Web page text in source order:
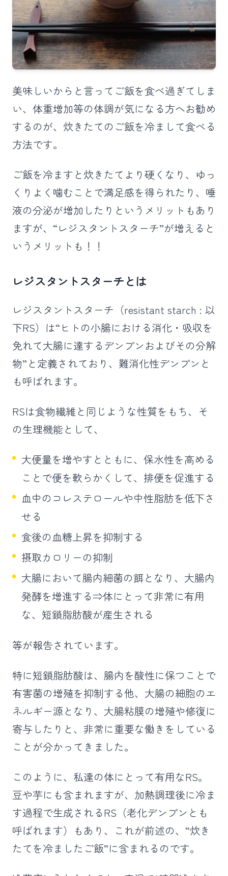
美味しいからと言ってご飯を食べ過ぎてしま
い、体重増加等の体調が気になる方へお勧め
するのが、炊きたてのご飯を冷まして食べる
方法です。
ご飯を冷ますと炊きたてより硬くなり、ゆっ
くりよく噛むことで満足感を得られたり、唾
液の分泌が増加したりというメリットもあり
ますが、“レジスタントスターチ”が増えると
いうメリットも！！
レジスタントスターチとは
レジスタントスターチ（resistant starch : 以
下RS）は“ヒトの小腸における消化・吸収を
免れて大腸に達するデンプンおよびその分解
物”と定義されており、難消化性デンプンと
も呼ばれます。
RSは食物繊維と同じような性質をもち、そ
の生理機能として、
大便量を増やすとともに、保水性を高める
ことで便を軟らかくして、排便を促進する
血中のコレステロールや中性脂肪を低下さ
せる
食後の血糖上昇を抑制する
摂取カロリーの抑制
大腸において腸内細菌の餌となり、大腸内
発酵を増進する⇒体にとって非常に有用
な、短鎖脂肪酸が産生される
等が報告されています。
特に短鎖脂肪酸は、腸内を酸性に保つことで
有害菌の増殖を抑制する他、大腸の細胞のエ
ネルギー源となり、大腸粘膜の増殖や修復に
寄与したりと、非常に重要な働きをしている
ことが分かってきました。
このように、私達の体にとって有用なRS。
豆や芋にも含まれますが、加熱調理後に冷ま
す過程で生成されるRS（老化デンプンとも
呼ばれます）もあり、これが前述の、“炊き
たてを冷ましたご飯”に含まれるのです。